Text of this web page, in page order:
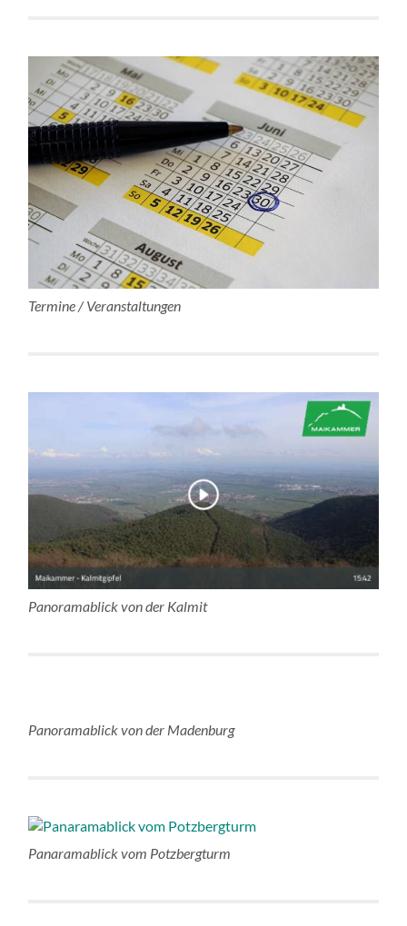
Termine / Veranstaltungen
Panoramablick von der Kalmit
Panoramablick von der Madenburg
Panaramablick vom Potzbergturm